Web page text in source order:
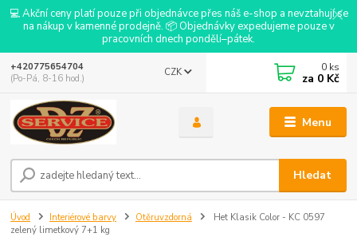
💻 Akční ceny platí pouze při objednávce přes náš e-shop a nevztahují se
na nákup v kamenné prodejně. 📦 Objednávky expedujeme pouze v
pracovních dnech pondělí–pátek.
Menu
CZK
Hledat
+420775654704
(Po-Pá, 8-16 hod.)
0 ks
za 0 Kč
Úvod Interiérové barvy Otěruvzdorná
Het Klasik Color - KC 0597
zelený limetkový 7+1 kg